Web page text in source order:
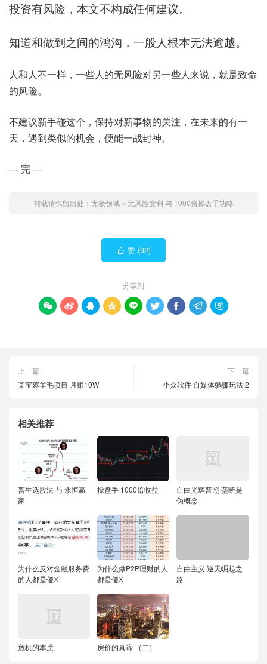
投资有风险，本文不构成任何建议。
知道和做到之间的鸿沟，一般人根本无法逾越。
人和人不一样，一些人的无风险对另一些人来说，就是致命
的风险。
不建议新手碰这个，保持对新事物的关注，在未来的有一
天，遇到类似的机会，便能一战封神。
— 完 —
转载请保留出处： 无极领域 » 无风险套利 与 1000倍操盘手功略
 赞 (92)
分享到
        
上一篇
某宝薅羊毛项目 月赚10W
下一篇
小众软件 自媒体躺赚玩法 2
相关推荐
畜生选股法 与 永恒赢
家
操盘手 1000倍收益
自由光辉普照 垄断是
伪概念
为什么反对金融服务费
的人都是傻X
为什么做P2P理财的人
都是傻X
自由主义 逆天崛起之
路
危机的本质 房价的真谛 （二）